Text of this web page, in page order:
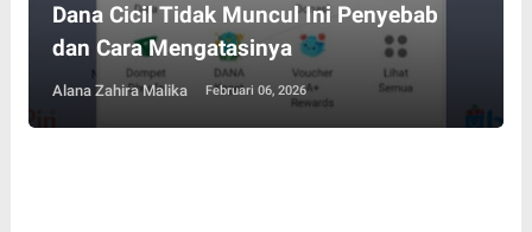
Dana Cicil Tidak Muncul Ini Penyebab
dan Cara Mengatasinya
Alana Zahira Malika Februari 06, 2026